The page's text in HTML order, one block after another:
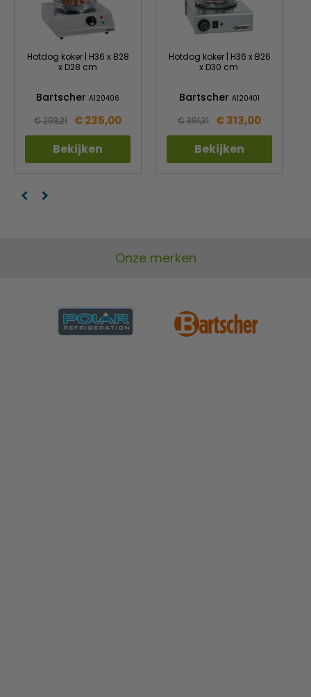
Hotdog koker | H36 x B28
x D28 cm
Bartscher A120406
€ 293,21 € 235,00
Bekijken
Hotdog koker | H36 x B26
x D30 cm
Bartscher A120401
€ 391,31 € 313,00
Bekijken
Onze merken